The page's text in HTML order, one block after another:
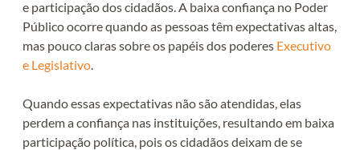
e participação dos cidadãos. A baixa confiança no Poder
Público ocorre quando as pessoas têm expectativas altas,
mas pouco claras sobre os papéis dos poderes Executivo
e Legislativo
Quando essas expectativas não são atendidas, elas
perdem a confiança nas instituições, resultando em baixa
participação política, pois os cidadãos deixam de se